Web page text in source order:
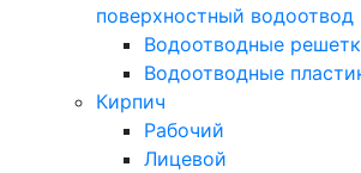
поверхностный водоотвод
Водоотводные
Водоотводные
Кирпич
Рабочий
Лицевой